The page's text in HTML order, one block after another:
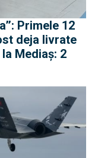
Primele 12
deja livrate
Mediaș: 2